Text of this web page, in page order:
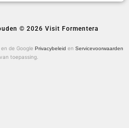
© 2026 Visit Formentera
de Google Privacybeleid en Servicevoorwaarden
toepassing.